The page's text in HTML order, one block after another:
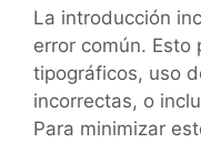
La introducción
error común. Esto
tipográficos, uso
incorrectas, o
Para minimizar